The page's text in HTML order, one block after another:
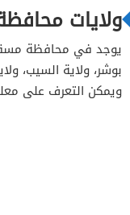
ولايات
يوجد في محافظة
بوشر، ولاية السيب،
ويمكن التعرف على